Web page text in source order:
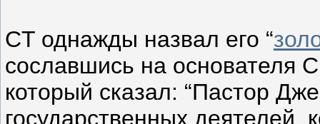
CT однажды назвал его “
сославшись на основателя
который сказал: “Пастор
государственных деятелей,